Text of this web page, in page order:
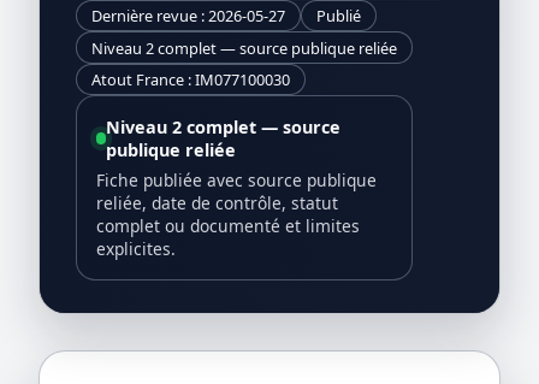
Dernière revue : 2026-05-27
Publié
Niveau 2 complet — source publique reliée
Atout France : IM077100030
Niveau 2 complet — source
publique reliée
Fiche publiée avec source publique
reliée, date de contrôle, statut
complet ou documenté et limites
explicites.